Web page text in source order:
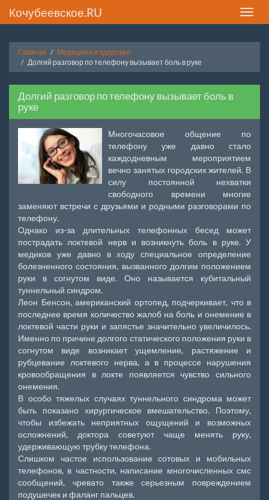
Toggle
Кочубеевское.RU
Главная
Медицина и здоровье
Долгий разговор по телефону вызывает боль в руке
Долгий разговор по телефону вызывает боль в
руке
Многочасовое общение по
телефону уже давно стало
каждодневным мероприятием
вечно занятых городских жителей. В
силу постоянной нехватки
свободного времени многие
заменяют встречи с друзьями и родными разговорами по
телефону.
Однако из-за длительных телефонных бесед может
пострадать локтевой нерв и возникнуть боль в руке. У
медиков уже давно в ходу специальное определение
болезненного состояния, вызванного долгим положением
руки в согнутом виде. Оно называется кубитальный
туннельный синдром.
Леон Бенсон, американский ортопед, подчеркивает, что в
последнее время количество жалоб на боль и онемение в
локтевой части руки и запястье значительно увеличилось.
Именно по причине долгого статического положения руки в
согнутом виде возникает ущемление, растяжение и
рубцевание локтевого нерва, а в процессе нарушения
кровообращения в локте появляется чувство сильного
онемения.
В особо тяжелых случаях туннельного синдрома может
быть показано хирургическое вмешательство. Поэтому,
чтобы избежать неприятных ощущений и возможных
осложнений, доктора советуют чаще менять руку,
удерживающую трубку телефона.
Слишком частое использование сотовых и мобильных
телефонов, в частности, написание многочисленных смс
сообщений, чревато также серьезным повреждением
подушечек и фаланг пальцев.